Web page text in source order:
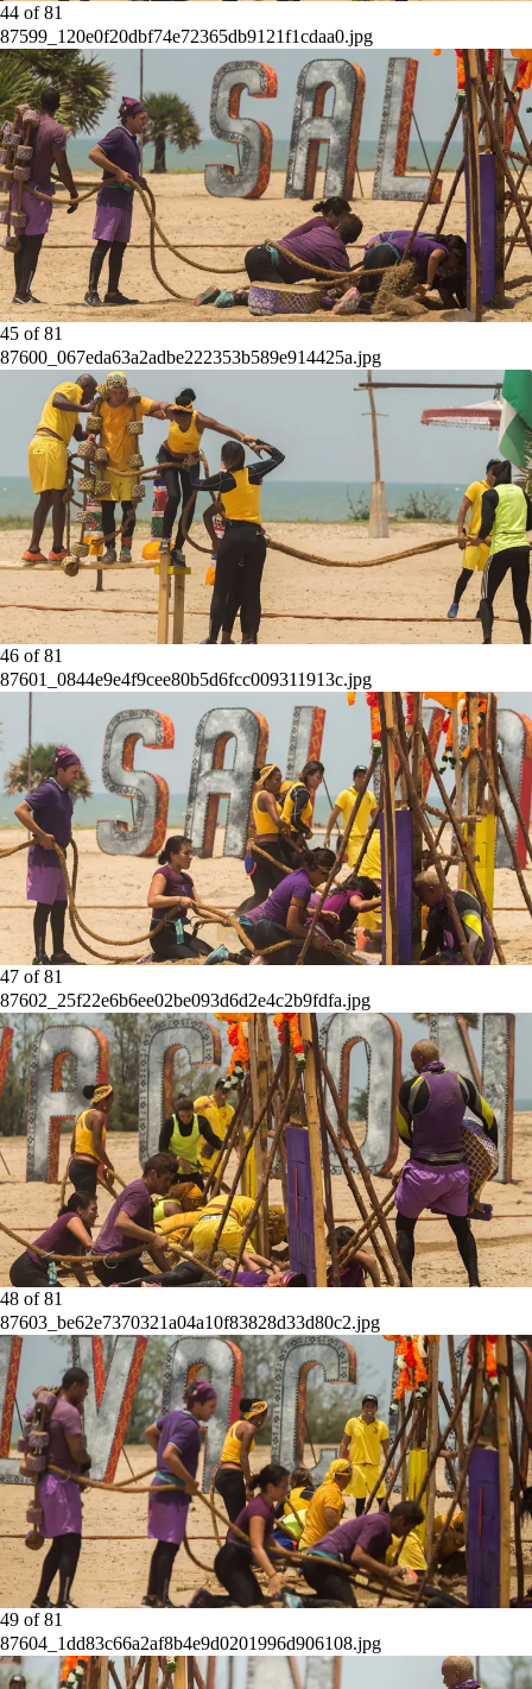
44 of81
87599_120e0f20dbf74e72365db9121f1cdaa0.jpg
45 of81
87600_067eda63a2adbe222353b589e914425a.jpg
46 of81
87601_0844e9e4f9cee80b5d6fcc009311913c.jpg
47 of81
87602_25f22e6b6ee02be093d6d2e4c2b9fdfa.jpg
48 of81
87603_be62e7370321a04a10f83828d33d80c2.jpg
49 of81
87604_1dd83c66a2af8b4e9d0201996d906108.jpg